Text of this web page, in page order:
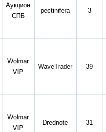
Аукцион
СПБ
pectinifera 3
Wolmar
VIP
WaveTrader 39
Wolmar
VIP
Drednote 31